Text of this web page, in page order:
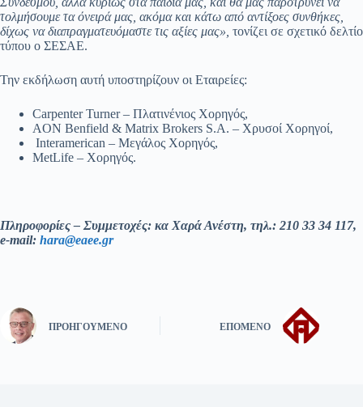
τολμήσουμε τα όνειρά μας, ακόμα και κάτω από αντίξοες συνθήκες,
δίχως να διαπραγματευόμαστε τις αξίες μας», τονίζει σε σχετικό δελτίο
τύπου ο ΣΕΣΑΕ.
Την εκδήλωση αυτή υποστηρίζουν οι Εταιρείες:
Carpenter Turner – Πλατινένιος Χορηγός,
AON Benfield & Matrix Brokers S.A. – Χρυσοί Χορηγοί,
Interamerican – Μεγάλος Χορηγός,
MetLife – Χορηγός.
Πληροφορίες – Συμμετοχές: κα Χαρά Ανέστη, τηλ.: 210 33 34 117,
e-mail: hara@eaee.gr
ΠΡΟΗΓΟΎΜΕΝΟ ΕΠΌΜΕΝΟ